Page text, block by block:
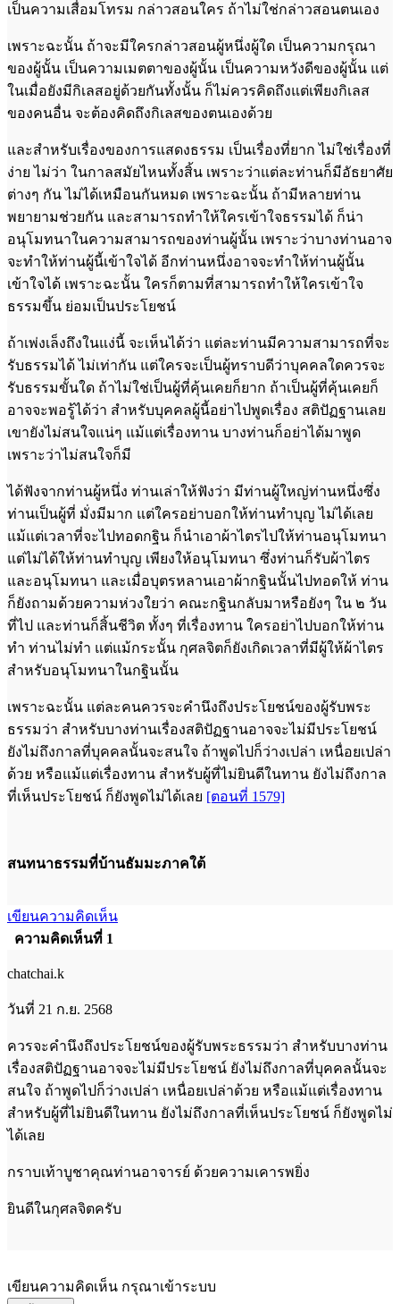
เป็นความเสื่อมโทรม กล่าวสอนใคร ถ้าไม่ใช่กล่าวสอนตนเอง
เพราะฉะนั้น ถ้าจะมีใครกล่าวสอนผู้หนึ่งผู้ใด เป็นความกรุณา
ของผู้นั้น เป็นความเมตตาของผู้นั้น เป็นความหวังดีของผู้นั้น แต่
ในเมื่อยังมีกิเลสอยู่ด้วยกันทั้งนั้น ก็ไม่ควรคิดถึงแต่เพียงกิเลส
ของคนอื่น จะต้องคิดถึงกิเลสของตนเองด้วย
และสำหรับเรื่องของการแสดงธรรม เป็นเรื่องที่ยาก ไม่ใช่เรื่องที่
ง่าย ไม่ว่า ในกาลสมัยไหนทั้งสิ้น เพราะว่าแต่ละท่านก็มีอัธยาศัย
ต่างๆ กัน ไม่ได้เหมือนกันหมด เพราะฉะนั้น ถ้ามีหลายท่าน
พยายามช่วยกัน และสามารถทำให้ใครเข้าใจธรรมได้ ก็น่า
อนุโมทนาในความสามารถของท่านผู้นั้น เพราะว่าบางท่านอาจ
จะทำให้ท่านผู้นี้เข้าใจได้ อีกท่านหนึ่งอาจจะทำให้ท่านผู้นั้น
เข้าใจได้ เพราะฉะนั้น ใครก็ตามที่สามารถทำให้ใครเข้าใจ
ธรรมขึ้น ย่อมเป็นประโยชน์
ถ้าเพ่งเล็งถึงในแง่นี้ จะเห็นได้ว่า แต่ละท่านมีความสามารถที่จะ
รับธรรมได้ ไม่เท่ากัน แต่ใครจะเป็นผู้ทราบดีว่าบุคคลใดควรจะ
รับธรรมขั้นใด ถ้าไม่ใช่เป็นผู้ที่คุ้นเคยก็ยาก ถ้าเป็นผู้ที่คุ้นเคยก็
อาจจะพอรู้ได้ว่า สำหรับบุคคลผู้นี้อย่าไปพูดเรื่อง สติปัฏฐานเลย
เขายังไม่สนใจแน่ๆ แม้แต่เรื่องทาน บางท่านก็อย่าได้มาพูด
เพราะว่าไม่สนใจก็มี
ได้ฟังจากท่านผู้หนึ่ง ท่านเล่าให้ฟังว่า มีท่านผู้ใหญ่ท่านหนึ่งซึ่ง
ท่านเป็นผู้ที่ มั่งมีมาก แต่ใครอย่าบอกให้ท่านทำบุญ ไม่ได้เลย
แม้แต่เวลาที่จะไปทอดกฐิน ก็นำเอาผ้าไตรไปให้ท่านอนุโมทนา
แต่ไม่ได้ให้ท่านทำบุญ เพียงให้อนุโมทนา ซึ่งท่านก็รับผ้าไตร
และอนุโมทนา และเมื่อบุตรหลานเอาผ้ากฐินนั้นไปทอดให้ ท่าน
ก็ยังถามด้วยความห่วงใยว่า คณะกฐินกลับมาหรือยังๆ ใน ๒ วัน
ที่ไป และท่านก็สิ้นชีวิต ทั้งๆ ที่เรื่องทาน ใครอย่าไปบอกให้ท่าน
ทำ ท่านไม่ทำ แต่แม้กระนั้น กุศลจิตก็ยังเกิดเวลาที่มีผู้ให้ผ้าไตร
สำหรับอนุโมทนาในกฐินนั้น
เพราะฉะนั้น แต่ละคนควรจะคำนึงถึงประโยชน์ของผู้รับพระ
ธรรมว่า สำหรับบางท่านเรื่องสติปัฏฐานอาจจะไม่มีประโยชน์
ยังไม่ถึงกาลที่บุคคลนั้นจะสนใจ ถ้าพูดไปก็ว่างเปล่า เหนื่อยเปล่า
ด้วย หรือแม้แต่เรื่องทาน สำหรับผู้ที่ไม่ยินดีในทาน ยังไม่ถึงกาล
ที่เห็นประโยชน์ ก็ยังพูดไม่ได้เลย [ตอนที่ 1579]
สนทนาธรรมที่บ้านธัมมะภาคใต้
เขียนความคิดเห็น
ความคิดเห็นที่ 1
chatchai.k
วันที่ 21 ก.ย. 2568
ควรจะคำนึงถึงประโยชน์ของผู้รับพระธรรมว่า สำหรับบางท่าน
เรื่องสติปัฏฐานอาจจะไม่มีประโยชน์ ยังไม่ถึงกาลที่บุคคลนั้นจะ
สนใจ ถ้าพูดไปก็ว่างเปล่า เหนื่อยเปล่าด้วย หรือแม้แต่เรื่องทาน
สำหรับผู้ที่ไม่ยินดีในทาน ยังไม่ถึงกาลที่เห็นประโยชน์ ก็ยังพูดไม่
ได้เลย
กราบเท้าบูชาคุณท่านอาจารย์ ด้วยความเคารพยิ่ง
ยินดีในกุศลจิตครับ
เขียนความคิดเห็น กรุณาเข้าระบบ